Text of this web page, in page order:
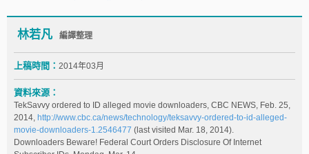
林若凡 編譯整理
上稿時間： 2014年03月
資料來源：
TekSavvy ordered to ID alleged movie downloaders, CBC NEWS, Feb. 25,
2014, http://www.cbc.ca/news/technology/teksavvy-ordered-to-id-alleged-
movie-downloaders-1.2546477 (last visited Mar. 18, 2014).
Downloaders Beware! Federal Court Orders Disclosure Of Internet